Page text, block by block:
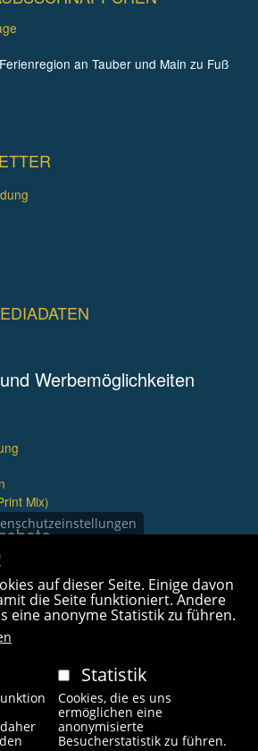
an Tauber und Main zu Fuß
Werbemöglichkeiten
Mix)
Alle Rechte vorbehalten.
auf dieser Seite. Einige davon
die Seite funktioniert. Andere
eine anonyme Statistik zu führen.
Statistik
Cookies, die es uns
ermöglichen eine
anonymisierte
Besucherstatistik zu führen.